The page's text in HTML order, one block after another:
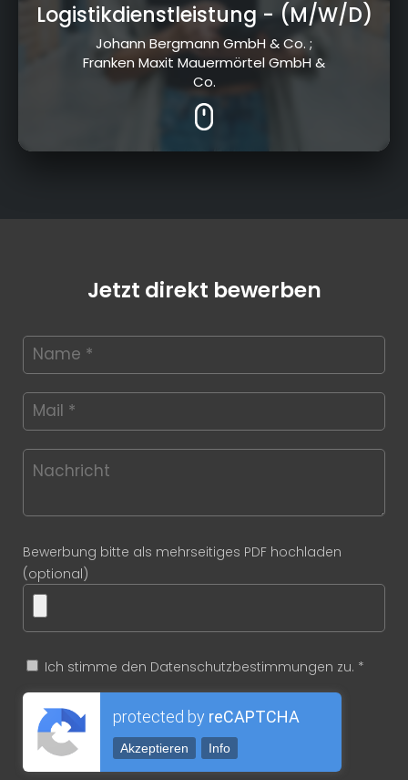
Logistikdienstleistung- (M/W/D)
Johann Bergmann GmbH & Co. ;
Franken Maxit Mauermörtel GmbH &
Co.
Jetzt direkt bewerben
Bewerbung bitte als mehrseitiges PDF hochladen
(optional)
Ich stimme den Datenschutzbestimmungen zu. *
protected by reCAPTCHA
Akzeptieren Info